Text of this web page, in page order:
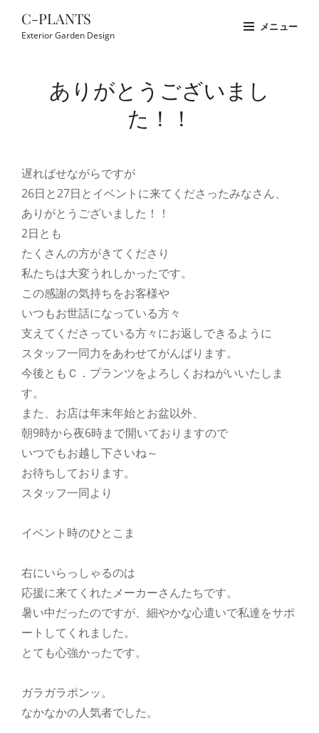
C-PLANTS
Exterior Garden Design
メニュー
ありがとうございまし
た！！
遅ればせながらですが
26日と27日とイベントに来てくださったみなさん、
ありがとうございました！！
2日とも
たくさんの方がきてくださり
私たちは大変うれしかったです。
この感謝の気持ちをお客様や
いつもお世話になっている方々
支えてくださっている方々にお返しできるように
スタッフ一同力をあわせてがんばります。
今後ともＣ．プランツをよろしくおねがいいたしま
す。
また、お店は年末年始とお盆以外、
朝9時から夜6時まで開いておりますので
いつでもお越し下さいね～
お待ちしております。
スタッフ一同より
イベント時のひとこま
右にいらっしゃるのは
応援に来てくれたメーカーさんたちです。
暑い中だったのですが、細やかな心遣いで私達をサポ
ートしてくれました。
とても心強かったです。
ガラガラポンッ。
なかなかの人気者でした。